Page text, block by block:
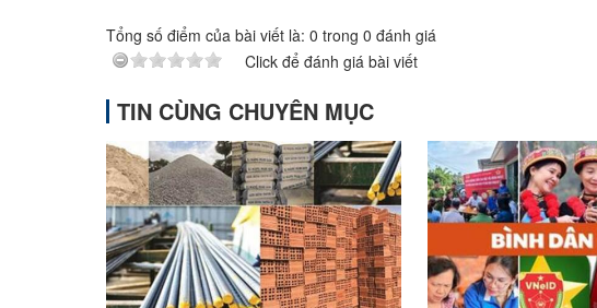
Tổng số điểm của bài viết là: 0 trong 0 đánh giá
Click để đánh giá bài viết
TIN CÙNG CHUYÊN MỤC